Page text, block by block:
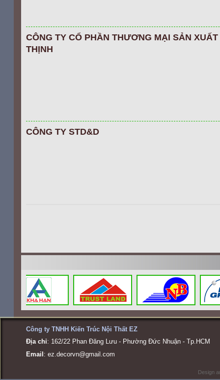
CÔNG TY CỔ PHẦN THƯƠNG MẠI SẢN
THỊNH
CÔNG TY STD&D
Công ty TNHH Kiến Trúc Nội Thất EZ
Địa chỉ: 162/22 Phan Đăng Lưu - Phường Đức Nhuận - Tp.HCM
Email : ez.decorvn@gmail.com
Design